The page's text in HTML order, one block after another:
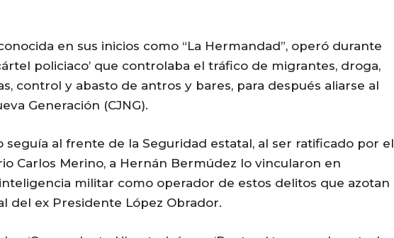
en sus inicios como “La Hermandad”, operó durante
policiaco’ que controlaba el tráfico de migrantes, droga,
control y abasto de antros y bares, para después aliarse al
Generación (CJNG).
seguía al frente de la Seguridad estatal, al ser ratificado por el
Carlos Merino, a Hernán Bermúdez lo vincularon en
militar como operador de estos delitos que azotan
del ex Presidente López Obrador.